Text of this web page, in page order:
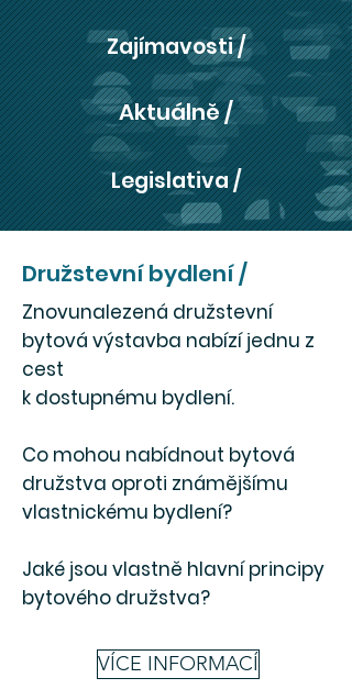
Zajímavosti /
Aktuálně /
Legislativa /
Družstevní bydlení /
Znovunalezená družstevní
bytová výstavba nabízí jednu z
cest
k dostupnému bydlení.
Co mohou nabídnout bytová
družstva oproti známějšímu
vlastnickému bydlení?
Jaké jsou vlastně hlavní principy
bytového družstva?
VÍCE INFORMACÍ